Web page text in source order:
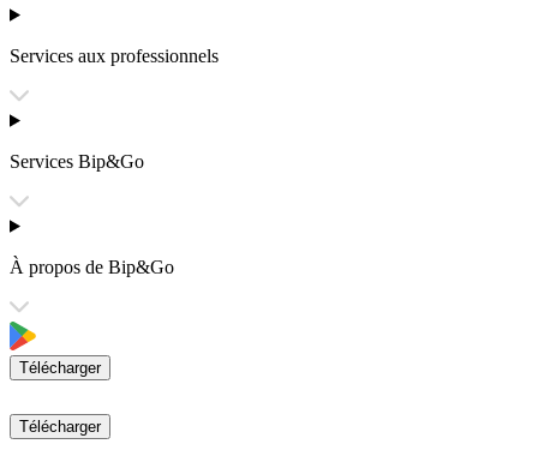
Services aux professionnels
Services Bip&Go
À propos de Bip&Go
Télécharger
Télécharger